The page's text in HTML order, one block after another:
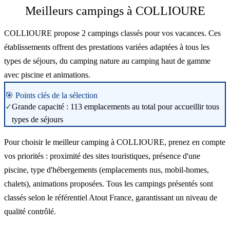
Meilleurs campings à COLLIOURE
COLLIOURE propose 2 campings classés pour vos vacances. Ces
établissements offrent des prestations variées adaptées à tous les
types de séjours, du camping nature au camping haut de gamme
avec piscine et animations.
🎯 Points clés de la sélection
✓Grande capacité : 113 emplacements au total pour accueillir tous
types de séjours
Pour choisir le meilleur camping à COLLIOURE, prenez en compte
vos priorités : proximité des sites touristiques, présence d'une
piscine, type d'hébergements (emplacements nus, mobil-homes,
chalets), animations proposées. Tous les campings présentés sont
classés selon le référentiel Atout France, garantissant un niveau de
qualité contrôlé.